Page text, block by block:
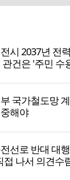
시 2037년 전
관건은 '주민 수
국가철도망
해야
선로 반대 대
접 나서 의견수